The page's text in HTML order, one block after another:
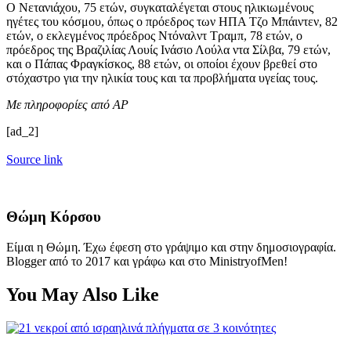
Ο Νετανιάχου, 75 ετών, συγκαταλέγεται στους ηλικιωμένους
ηγέτες του κόσμου, όπως ο πρόεδρος των ΗΠΑ Τζο Μπάιντεν, 82
ετών, ο εκλεγμένος πρόεδρος Ντόναλντ Τραμπ, 78 ετών, ο
πρόεδρος της Βραζιλίας Λουίς Ινάσιο Λούλα ντα Σίλβα, 79 ετών,
και ο Πάπας Φραγκίσκος, 88 ετών, οι οποίοι έχουν βρεθεί στο
στόχαστρο για την ηλικία τους και τα προβλήματα υγείας τους.
Με πληροφορίες από AP
[ad_2]
Source link
Θώμη Κόρσου
Είμαι η Θώμη. Έχω έφεση στο γράψιμο και στην δημοσιογραφία.
Blogger από το 2017 και γράφω και στο MinistryofMen!
You May Also Like